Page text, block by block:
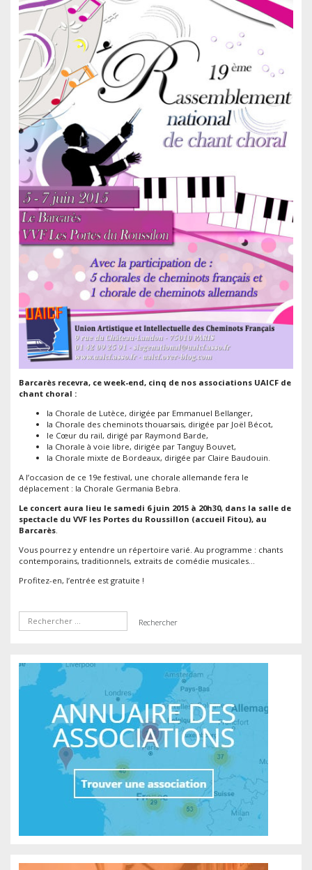
choral
Barcarès recevra, ce week-end, cinq de nos associations UAICF de
chant choral :
la Chorale de Lutèce, dirigée par Emmanuel Bellanger,
la Chorale des cheminots thouarsais, dirigée par Joël Bécot,
le Cœur du rail, dirigé par Raymond Barde,
la Chorale à voie libre, dirigée par Tanguy Bouvet,
la Chorale mixte de Bordeaux, dirigée par Claire Baudouin.
A l’occasion de ce 19e festival, une chorale allemande fera le
déplacement : la Chorale Germania Bebra.
Le concert aura lieu le samedi 6 juin 2015 à 20h30, dans la salle de
spectacle du VVF les Portes du Roussillon (accueil Fitou), au
Barcarès.
Vous pourrez y entendre un répertoire varié. Au programme : chants
contemporains, traditionnels, extraits de comédie musicales…
Profitez-en, l’entrée est gratuite !